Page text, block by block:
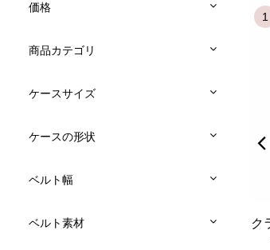
価格
商品カテゴリ
ケースサイズ
ケースの形状
ベルト幅
ベルト素材
ール ラ シグネチャー 30mm アジュール ブ
ク